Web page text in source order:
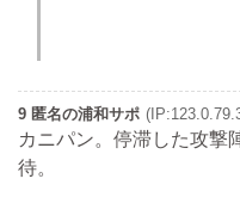
9 匿名の浦和サポ
カニパン。停滞した攻撃
待。